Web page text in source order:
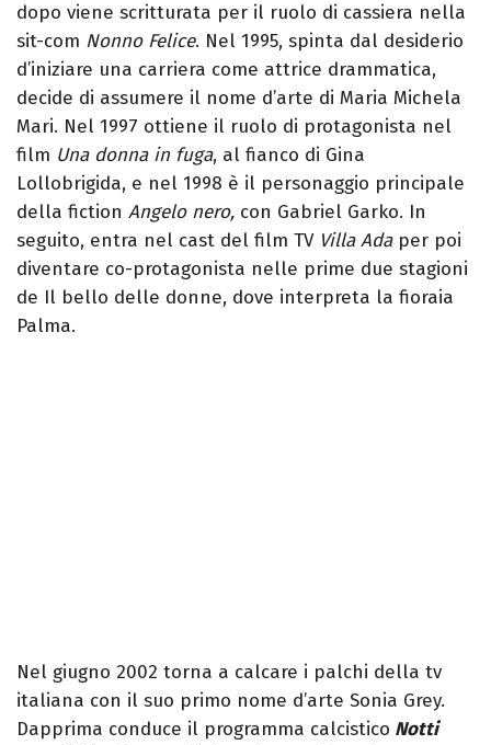
dopo viene scritturata per il ruolo di cassiera nella
sit-com Nonno Felice. Nel 1995, spinta dal desiderio
d’iniziare una carriera come attrice drammatica,
decide di assumere il nome d’arte di Maria Michela
Mari. Nel 1997 ottiene il ruolo di protagonista nel
film Una donna in fuga, al fianco di Gina
Lollobrigida, e nel 1998 è il personaggio principale
della fiction Angelo nero, con Gabriel Garko. In
seguito, entra nel cast del film TV Villa Adaper poi
diventare co-protagonista nelle prime due stagioni
de Il bello delle donne, dove interpreta la fioraia
Palma.
Nel giugno 2002 torna a calcare i palchi della tv
italiana con il suo primo nome d’arte Sonia Grey.
Dapprima conduce il programma calcistico Notti